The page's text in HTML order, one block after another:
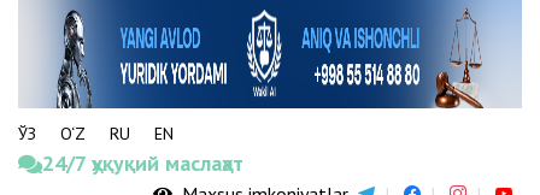
ЎЗ O‘Z RU EN
24/7 ҳуқуқий маслаҳат